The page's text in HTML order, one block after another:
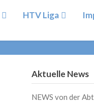
HTV Liga
Aktuelle News
NEWS von der